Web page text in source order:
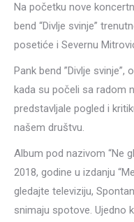
Na početku nove
bend “Divlje svinje”
posetiće i Severnu
Pank bend ”Divlje
kada su počeli sa radom
predstavljale pogled i
našem društvu.
Album pod nazivom “Ne
2018, godine u izdanju
gledajte televiziju,
snimaju spotove. Ujedno